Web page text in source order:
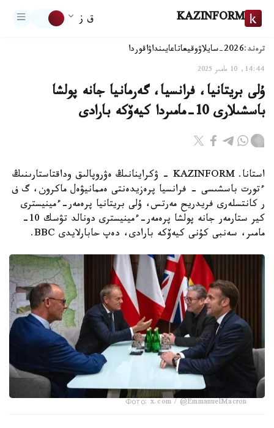
KAZINFORM ق ز
ترەند:2026-سايلاۋ وقيعاتاعايىنداۋاقوردا
14:44, 10 مامىر 2025
ۇلى بريتانيا، فرانسيا، گەرمانيا جانە پولشا
باسشىلارى 10-مامىردا كيەۆكە بارادى
استانا. KAZINFORM - ۋكراينانىڭ ەۋروپالىق وداقتاستارىنىڭ
ءتورت باسشىسى - فرانسيا پرەزيدەنتى ەممانيۋەل ماكرون، گ ف
ر كانتسلەرى فريدريح مەرتس، ۇلى بريتانيا پرەمەر-ءمينيسترى
كير ستارمەر جانە پولشا پرەمەر-ءمينيسترى دونالد تۋسك 10-
مامىر، سەنبى كۇنى كيەۆكە بارادى، دەپ حابارلايدى BBC.
Фото: x.com / @EmmanuelMacron